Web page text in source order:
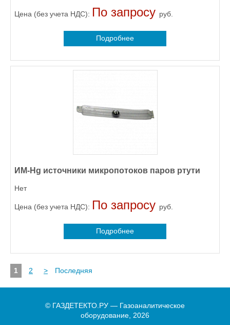
Цена (без учета НДС): По запросу руб.
Подробнее
ИМ-Hg источники микропотоков паров ртути
Нет
Цена (без учета НДС): По запросу руб.
Подробнее
1 2 > Последняя
© ГАЗДЕТЕКТО.РУ — Газоаналитическое
оборудование, 2026